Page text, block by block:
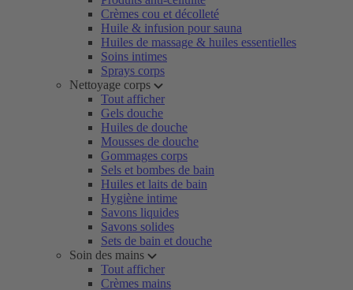
Crèmes cou et décolleté
Huile & infusion pour sauna
Huiles de massage & huiles essentielles
Soins intimes
Sprays corps
Nettoyage corps
Tout afficher
Gels douche
Huiles de douche
Mousses de douche
Gommages corps
Sels et bombes de bain
Huiles et laits de bain
Hygiène intime
Savons liquides
Savons solides
Sets de bain et douche
Soin des mains
Tout afficher
Crèmes mains